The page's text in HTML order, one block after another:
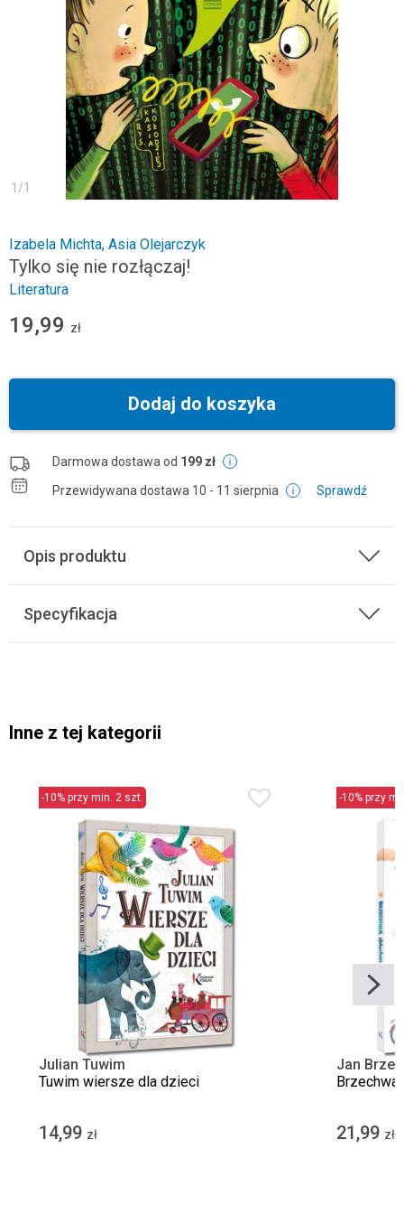
1 /1
Izabela Michta, Asia Olejarczyk
Tylko się nie rozłączaj!
Literatura
19,99 zł
Dodaj do koszyka
Darmowa dostawa od 199 zł
Przewidywana dostawa 10 - 11 sierpnia Sprawdź
Opis produktu
Specyfikacja
Inne z tej kategorii
-10% przy min. 2 szt.
Julian Tuwim
Tuwim wiersze dla dzieci
14,99 zł
-10% przy
Jan
21,99 zł